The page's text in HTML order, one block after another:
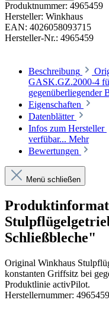
Produktnummer: 4965459
Hersteller: Winkhaus
EAN: 4026058093715
Hersteller-Nr.: 4965459
Beschreibung
GASK.GZ.2000-4
gegenüberliegender
Eigenschaften
Datenblätter
Infos zum Hersteller
verfübar... Mehr
Bewertungen
Menü schließen
Schließbleche"
Original Winkhaus
konstanten Griffsitz bei
Produktlinie activPilot.
Herstellernummer: